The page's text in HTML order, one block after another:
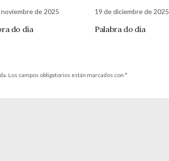
de 2025
do día
19 de diciembre de 2025
Palabra do día
Los campos obligatorios están marcados con *